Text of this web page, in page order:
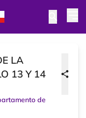
LA
13 Y 14
de